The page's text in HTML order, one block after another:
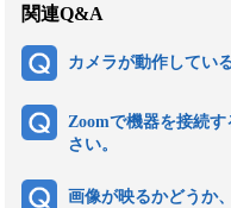
関連Q&A
カメラが動作してい
Zoomで機器を接続
さい。
画像が映るかどうか